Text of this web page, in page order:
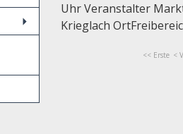
Uhr Veranstalter
Krieglach
<< Erste <